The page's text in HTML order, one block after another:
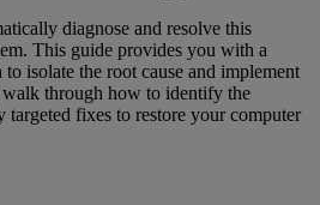
diagnose and resolve this
This guide provides you with a
to isolate the root cause and implement
through how to identify the
targeted fixes to restore your computer